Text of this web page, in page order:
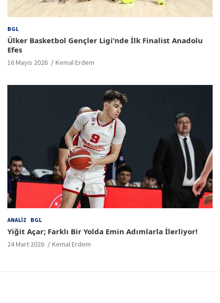
BGL
Ülker Basketbol Gençler Ligi’nde İlk Finalist Anadolu
Efes
16 Mayıs 2026 Kemal Erdem
ANALIZ BGL
Yiğit Açar; Farklı Bir Yolda Emin Adımlarla İlerliyor!
24 Mart 2026 Kemal Erdem